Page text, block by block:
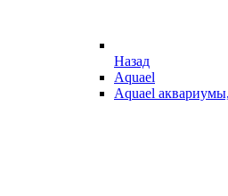
Назад
Aquael
Aquael